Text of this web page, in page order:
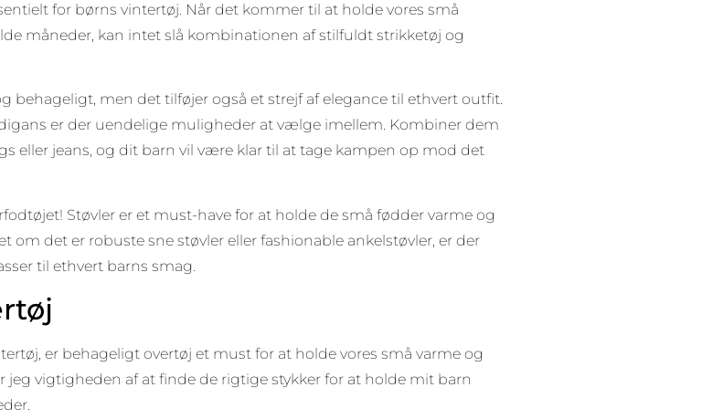
for børns vintertøj. Når det kommer til at holde vores små
måneder, kan intet slå kombinationen af stilfuldt strikketøj og
behageligt, men det tilføjer også et strejf af elegance til ethvert outfit.
er der uendelige muligheder at vælge imellem. Kombiner dem
eller jeans, og dit barn vil være klar til at tage kampen op mod det
Støvler er et must-have for at holde de små fødder varme og
om det er robuste sne støvler eller fashionable ankelstøvler, er der
til ethvert barns smag.
er behageligt overtøj et must for at holde vores små varme og
vigtigheden af at finde de rigtige stykker for at holde mit barn